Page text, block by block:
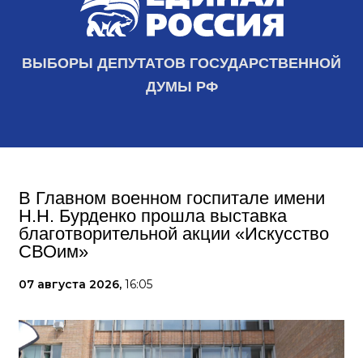
ВЫБОРЫ ДЕПУТАТОВ ГОСУДАРСТВЕННОЙ
ДУМЫ РФ
В Главном военном госпитале имени
Н.Н. Бурденко прошла выставка
благотворительной акции «Искусство
СВОим»
07 августа 2026, 16:05